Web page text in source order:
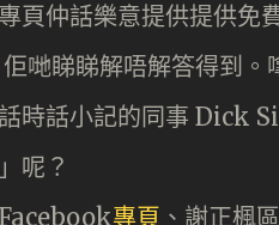
頁仲話樂意提供提供免
哋睇睇解唔解答得到
時話小記的同事 Dick
呢？
專頁 、謝正楓